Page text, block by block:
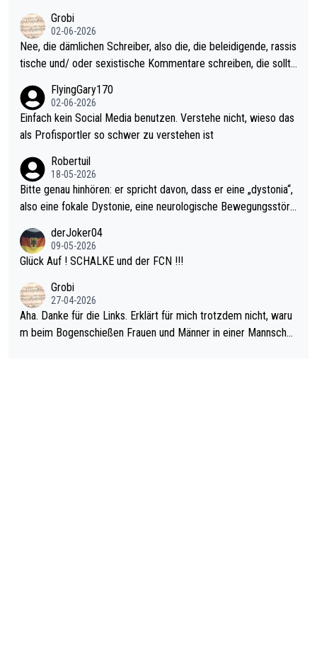
ohl wenig WDF Turniere spielen. Dies war bei Archie Self letzt
es Jahr der Fall. Er musste als amtierender Weltmeister durch
den Qualifier und ich glaube kaum, dass Mitchel sich das (in Ve
el hat.
Grobi
02-06-2026
Nee, die dämlichen Schreiber, also die, die beleidigende, rassis
tische und/ oder sexistische Kommentare schreiben, die sollte
s Leben in den Griff kriegen. Nur eins wundert mich: Luke Little
r war doch neulich erst derjenige, der über Social Media GvV p
rovoziert hat. Und Littlers Mutter schießt öfters mal gegen Ric
FlyingGary170
02-06-2026
Einfach kein Social Media benutzen. Verstehe nicht, wieso das
als Profisportler so schwer zu verstehen ist
Robertuil
18-05-2026
Bitte genau hinhören: er spricht davon, dass er eine „dystonia“,
also eine fokale Dystonie, eine neurologische Bewegungsstöru
erden, im Arm hat. Und, dass Medikamente ihm helfen! Ich glau
be immer noch, dass sehr viele der Dartits-Fälle fälschlich psy
diese könnten teils wirksam behandelt werden! Dafür müsste
man nur zum Neurologen und nicht zum Mentaltrainer gehen…
derJoker04
09-05-2026
Glück Auf ! SCHALKE und der FCN !!!
Grobi
27-04-2026
Aha. Danke für die Links. Erklärt für mich trotzdem nicht, waru
m beim Bogenschießen Frauen und Männer in einer Mannschaf